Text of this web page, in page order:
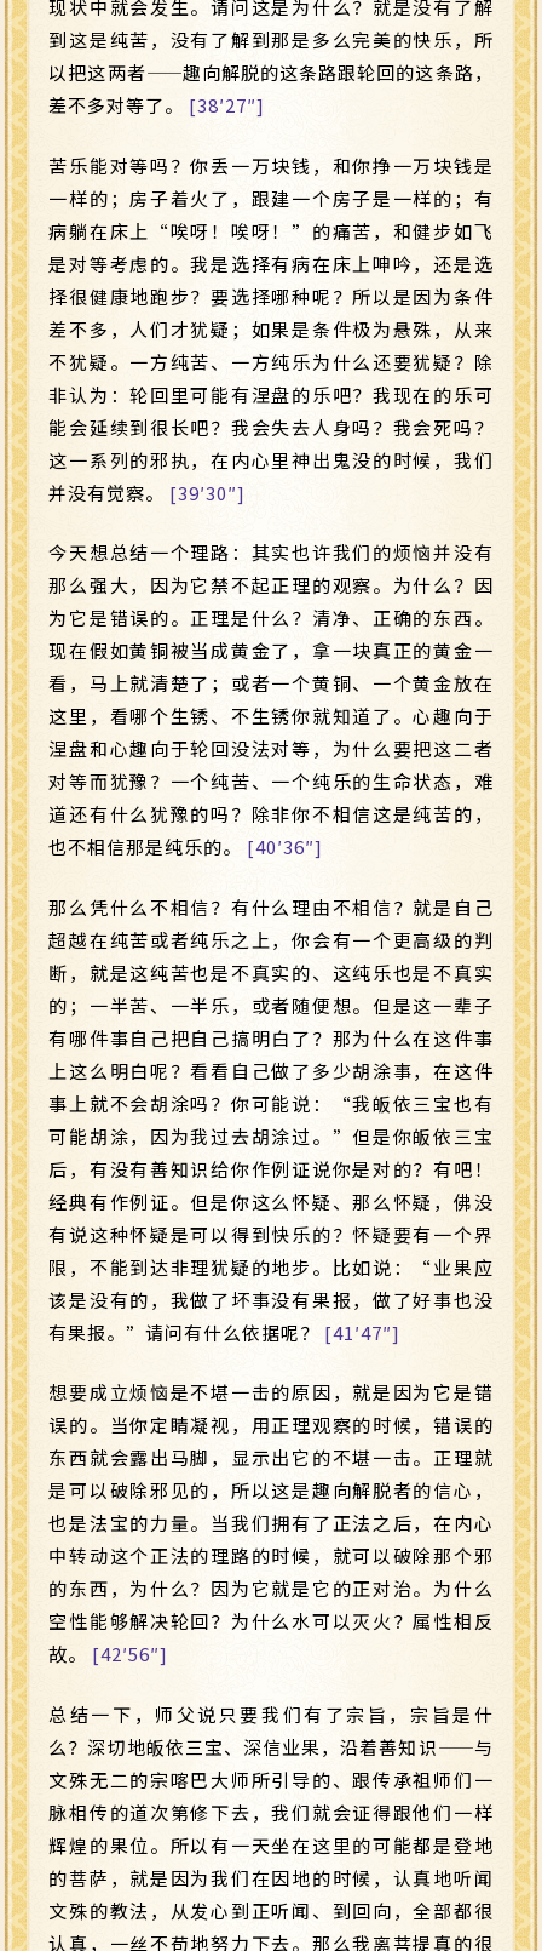
现状中就会发生。请问这是为什么？就是没有了解
到这是纯苦，没有了解到那是多么完美的快乐，所
以把这两者——趣向解脱的这条路跟轮回的这条路，
差不多对等了。 [38′27″]
苦乐能对等吗？你丢一万块钱，和你挣一万块钱是
一样的；房子着火了，跟建一个房子是一样的；有
病躺在床上“唉呀！唉呀！”的痛苦，和健步如飞
是对等考虑的。我是选择有病在床上呻吟，还是选
择很健康地跑步？要选择哪种呢？所以是因为条件
差不多，人们才犹疑；如果是条件极为悬殊，从来
不犹疑。一方纯苦、一方纯乐为什么还要犹疑？除
非认为：轮回里可能有涅盘的乐吧？我现在的乐可
能会延续到很长吧？我会失去人身吗？我会死吗？
这一系列的邪执，在内心里神出鬼没的时候，我们
并没有觉察。 [39′30″]
今天想总结一个理路：其实也许我们的烦恼并没有
那么强大，因为它禁不起正理的观察。为什么？因
为它是错误的。正理是什么？清净、正确的东西。
现在假如黄铜被当成黄金了，拿一块真正的黄金一
看，马上就清楚了；或者一个黄铜、一个黄金放在
这里，看哪个生锈、不生锈你就知道了。心趣向于
涅盘和心趣向于轮回没法对等，为什么要把这二者
对等而犹豫？一个纯苦、一个纯乐的生命状态，难
道还有什么犹豫的吗？除非你不相信这是纯苦的，
也不相信那是纯乐的。 [40′36″]
那么凭什么不相信？有什么理由不相信？就是自己
超越在纯苦或者纯乐之上，你会有一个更高级的判
断，就是这纯苦也是不真实的、这纯乐也是不真实
的；一半苦、一半乐，或者随便想。但是这一辈子
有哪件事自己把自己搞明白了？那为什么在这件事
上这么明白呢？看看自己做了多少胡涂事，在这件
事上就不会胡涂吗？你可能说：“我皈依三宝也有
可能胡涂，因为我过去胡涂过。”但是你皈依三宝
后，有没有善知识给你作例证说你是对的？有吧！
经典有作例证。但是你这么怀疑、那么怀疑，佛没
有说这种怀疑是可以得到快乐的？怀疑要有一个界
限，不能到达非理犹疑的地步。比如说：“业果应
该是没有的，我做了坏事没有果报，做了好事也没
有果报。”请问有什么依据呢？ [41′47″]
想要成立烦恼是不堪一击的原因，就是因为它是错
误的。当你定睛凝视，用正理观察的时候，错误的
东西就会露出马脚，显示出它的不堪一击。正理就
是可以破除邪见的，所以这是趣向解脱者的信心，
也是法宝的力量。当我们拥有了正法之后，在内心
中转动这个正法的理路的时候，就可以破除那个邪
的东西，为什么？因为它就是它的正对治。为什么
空性能够解决轮回？为什么水可以灭火？属性相反
故。 [42′56″]
总结一下，师父说只要我们有了宗旨，宗旨是什
么？深切地皈依三宝、深信业果，沿着善知识——与
文殊无二的宗喀巴大师所引导的、跟传承祖师们一
脉相传的道次第修下去，我们就会证得跟他们一样
辉煌的果位。所以有一天坐在这里的可能都是登地
的菩萨，就是因为我们在因地的时候，认真地听闻
文殊的教法，从发心到正听闻、到回向，全部都很
认真，一丝不苟地努力下去。那么我离菩提真的很